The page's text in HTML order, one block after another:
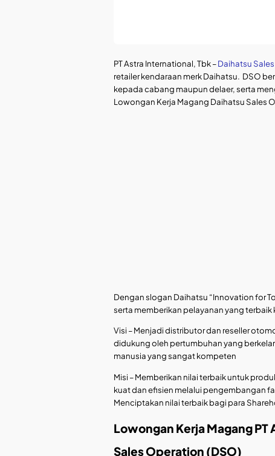
PT Astra International, Tbk –Daihatsu
retailer kendaraan merk Daihatsu. DSO
kepada cabang maupun delaer, serta
Lowongan Kerja Magang Daihatsu Sales
Dengan slogan Daihatsu “Innovation for
serta memberikan pelayanan yang
Visi – Menjadi distributor dan reseller
didukung oleh pertumbuhan yang
manusia yang sangat kompeten
Misi – Memberikan nilai terbaik untuk
kuat dan efisien melalui pengembangan
Menciptakan nilai terbaik bagi para
Lowongan Kerja Magang
Sales Operation (DSO)